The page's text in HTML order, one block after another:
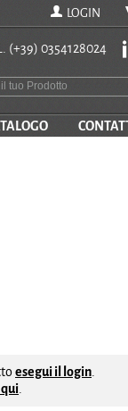
LOGIN
(+39) 0354128024
esegui il login.
.